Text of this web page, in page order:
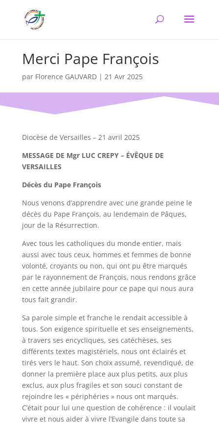
Merci Pape François
par Florence GAUVARD| 21 Avr 2025
Diocèse de Versailles – 21 avril 2025
MESSAGE DE Mgr LUC CREPY – ÉVÊQUE DE
VERSAILLES
Décès du Pape François
Nous venons d’apprendre avec une grande peine le
décès du Pape François, au lendemain de Pâques,
jour de la Résurrection.
Avec tous les catholiques du monde entier, mais
aussi avec tous ceux, hommes et femmes de bonne
volonté, croyants ou non, qui ont pu être marqués
par le rayonnement de François, nous rendons grâce
en cette année jubilaire pour ce pape qui nous aura
tous fait grandir.
Sa parole simple et franche le rendait accessible à
tous. Son exigence spirituelle et ses enseignements,
à travers ses encycliques, ses catéchèses, ses
différents textes magistériels, nous ont éclairés et
tirés vers le haut. Son choix assumé, revendiqué, de
donner la première place aux plus petits, aux plus
exclus, aux plus fragiles et son souci constant de
rejoindre les « périphéries » nous ont marqués.
C’était pour lui une question de cohérence : il voulait
vivre et nous aider à vivre l’Evangile dans toute sa